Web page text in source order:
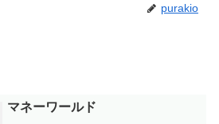
purakio
マネーワールド